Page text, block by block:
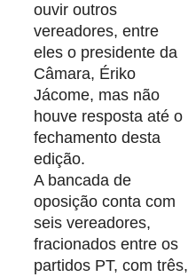
ouvir outros
vereadores, entre
eles o presidente da
Câmara, Ériko
Jácome, mas não
houve resposta até o
fechamento desta
edição.
A bancada de
oposição conta com
seis vereadores,
fracionados entre os
partidos PT, com três,